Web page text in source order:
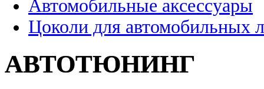
Автомобильные аксессуары
Цоколи для автомобильных
АВТОТЮНИНГ